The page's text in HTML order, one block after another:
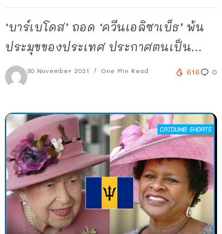
‘บาร์เบโดส’ ถอด ‘ควีนเอลิซาเบ็ธ’ พ้น
ประมุขของประเทศ ประกาศตนเป็น...
30 November 2021 One Min Read 616 0